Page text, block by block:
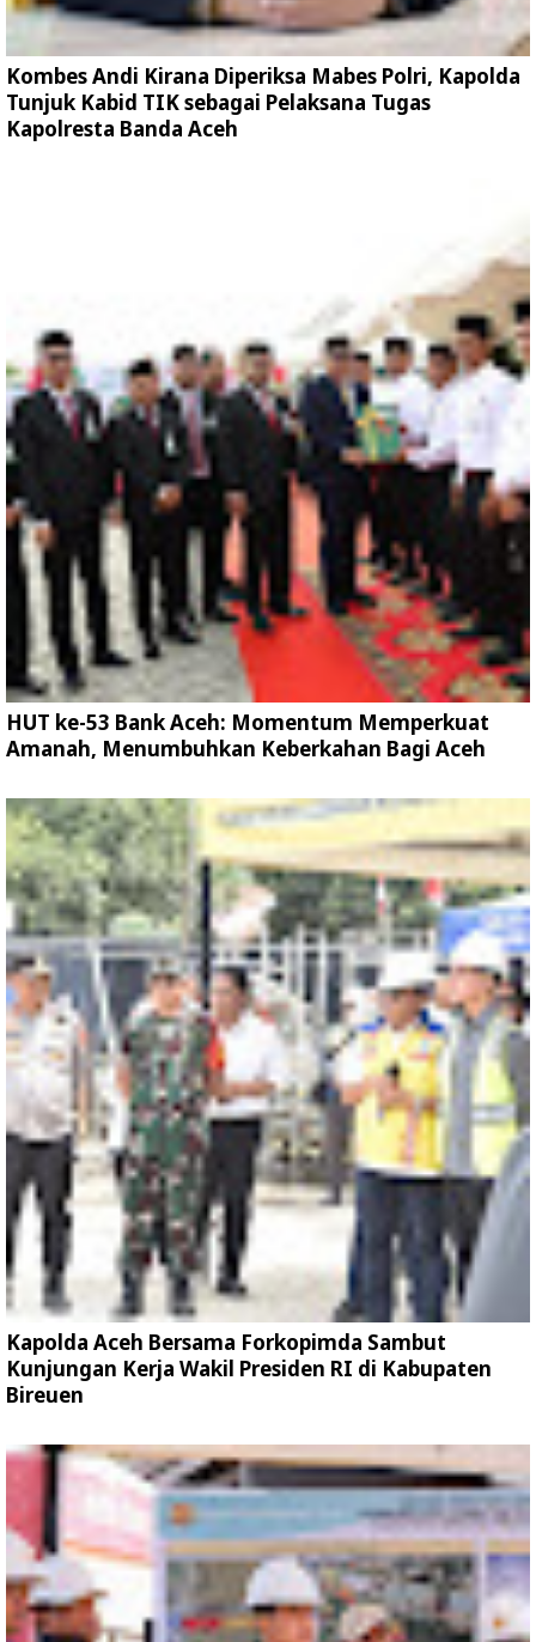
Kombes Andi Kirana Diperiksa Mabes Polri, Kapolda
Tunjuk Kabid TIK sebagai Pelaksana Tugas
Kapolresta Banda Aceh
HUT ke-53 Bank Aceh: Momentum Memperkuat
Amanah, Menumbuhkan Keberkahan Bagi Aceh
Kapolda Aceh Bersama Forkopimda Sambut
Kunjungan Kerja Wakil Presiden RI di Kabupaten
Bireuen